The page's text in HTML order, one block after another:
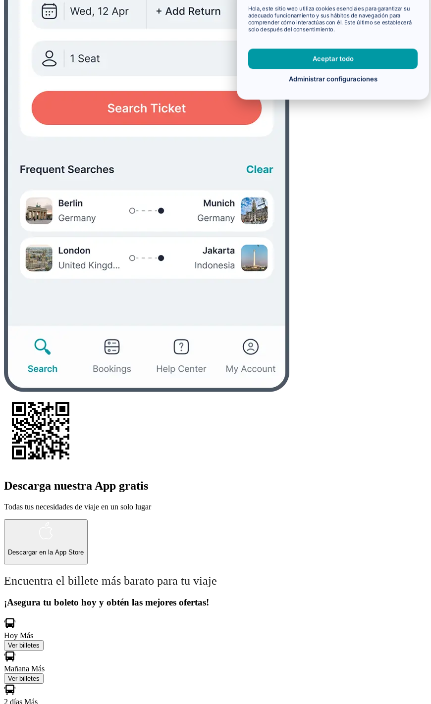
Descarga nuestra App gratis
Todas tus necesidades de viaje en un solo lugar
Descargar en la App Store
Encuentra el billete más barato para tu viaje
¡Asegura tu boleto hoy y obtén las mejores ofertas!
Hoy Más
Ver billetes
Mañana Más
Ver billetes
2 días Más
Hola, este sitio web utiliza cookies esenciales para garantizar su
adecuado funcionamiento y sus hábitos de navegación para
comprender cómo interactúas con él. Este último se establecerá
solo después del consentimiento.
Aceptar todo
Administrar configuraciones